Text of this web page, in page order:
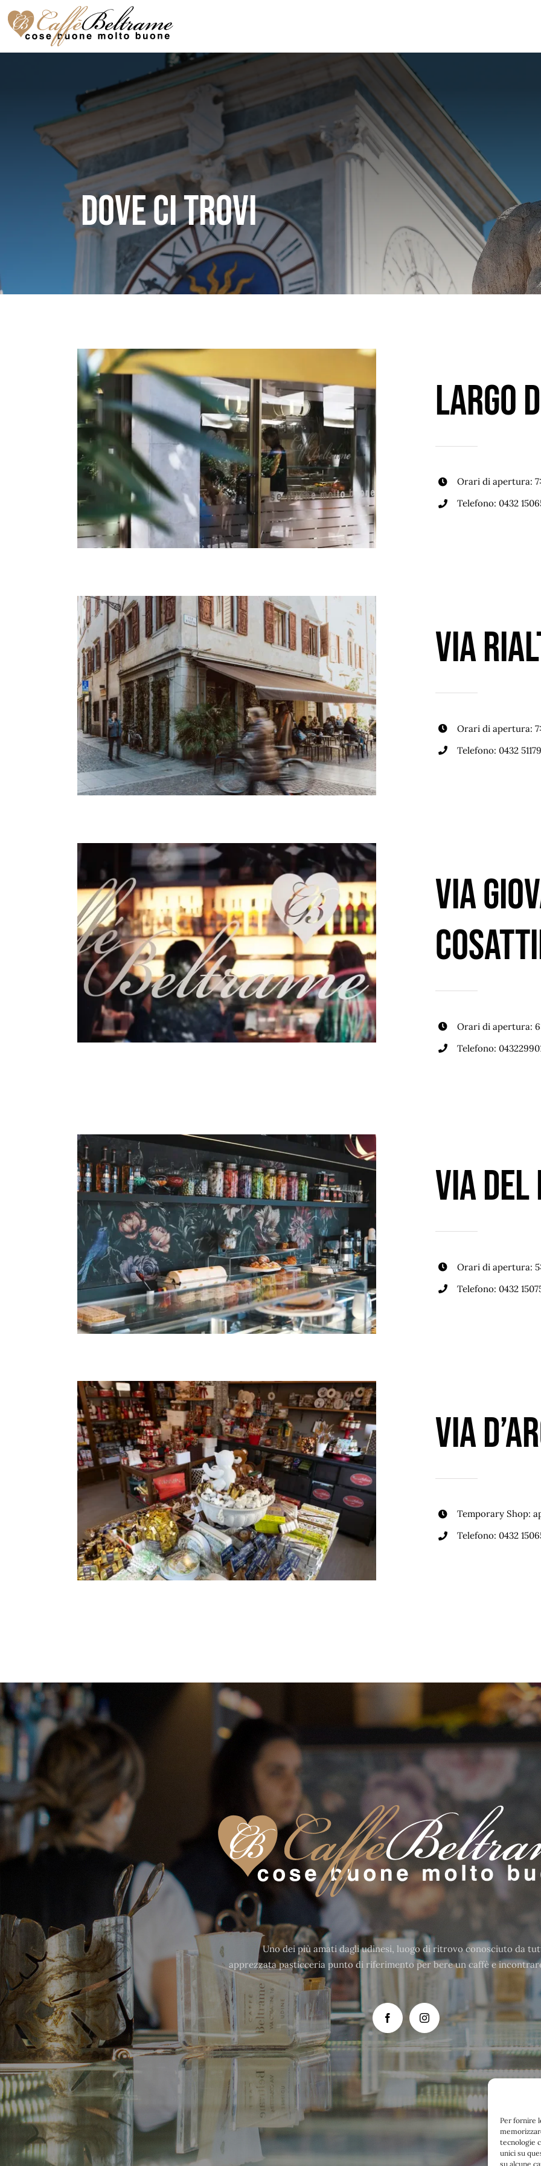
Per fornire
tecnologie
unici su
su alcune
contenuto
Dove ci trovi
Largo
Orari di apertura:
Telefono: 0432
Via
Orari di apertura:
Telefono: 0432
Via
Orari di apertura:
Telefono:
Via
Orari di apertura:
Telefono: 0432
via
Temporary Shop:
Telefono: 0432
Uno dei più amati dagli udinesi, luogo di ritrovo conosciuto da
apprezzata pasticceria punto di riferimento per bere un caffè e